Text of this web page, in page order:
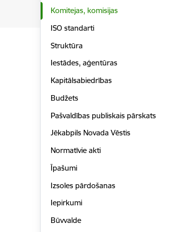
Komitejas, komisijas
ISO standarti
Struktūra
Iestādes, aģentūras
Kapitālsabiedrības
Budžets
Pašvaldības publiskais pārskats
Jēkabpils Novada Vēstis
Normatīvie akti
Īpašumi
Izsoles pārdošanas
Iepirkumi
Būvvalde